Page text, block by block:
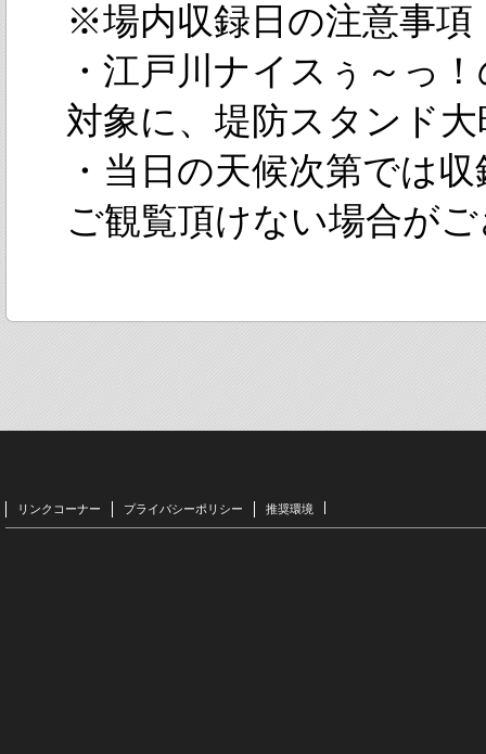
※場内収録日の注意事項
・江戸川ナイスぅ～っ
対象に、堤防スタンド
・当日の天候次第では
ご観覧頂けない場合が
リンクコーナー プライバシーポリシー 推奨環境